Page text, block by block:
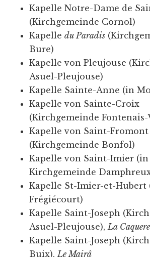
Kapelle Notre-Dame de
(Kirchgemeinde Cornol)
Kapelle du Paradis
Bure)
Kapelle von Pleujouse
Asuel-Pleujouse)
Kapelle Sainte-Anne (in
Kapelle von Sainte-Croix
(Kirchgemeinde
Kapelle von Saint-Fromont
(Kirchgemeinde Bonfol)
Kapelle von Saint-Imier (in
Kirchgemeinde
Kapelle St-Imier-et-Hubert
Frégiécourt)
Kapelle Saint-Joseph
Asuel-Pleujouse), La
Kapelle Saint-Joseph
Buix), Le Mairâ